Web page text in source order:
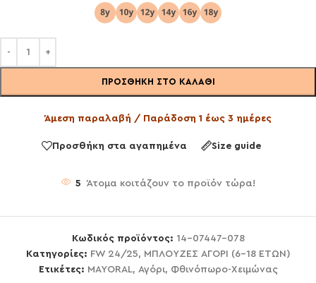
ΠΡΟΣΘΉΚΗ ΣΤΟ ΚΑΛΆΘΙ
Άμεση παραλαβή / Παράδοση 1 έως 3 ημέρες
Προσθήκη στα αγαπημένα Size guide
5 Άτομα κοιτάζουν το προϊόν τώρα!
Κωδικός προϊόντος: 14-07447-078
Κατηγορίες: FW 24/25, ΜΠΛΟΥΖΕΣ ΑΓΟΡΙ (6-18 ΕΤΩΝ)
Ετικέτες: MAYORAL, Αγόρι, Φθινόπωρο-Χειμώνας